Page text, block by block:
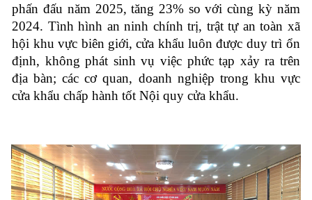
phấn đấu năm 2025, tăng 23% so với cùng kỳ năm
2024. Tình hình an ninh chính trị, trật tự an toàn xã
hội khu vực biên giới, cửa khẩu luôn được duy trì ổn
định, không phát sinh vụ việc phức tạp xảy ra trên
địa bàn; các cơ quan, doanh nghiệp trong khu vực
cửa khẩu chấp hành tốt Nội quy cửa khẩu.